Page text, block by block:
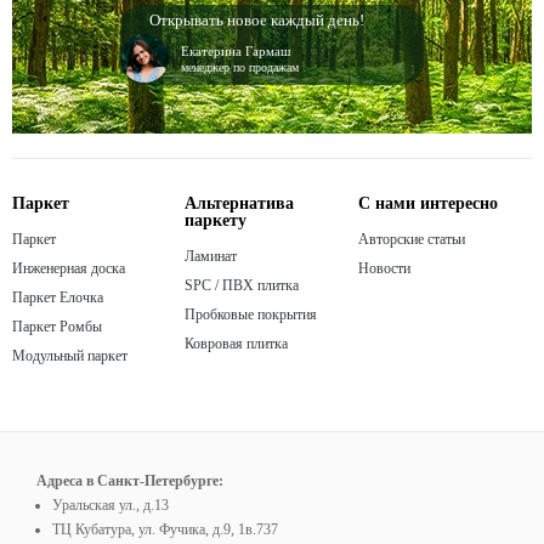
Открывать новое каждый день!
Екатерина Гармаш
менеджер по продажам
Паркет
Паркет
Инженерная доска
Паркет Елочка
Паркет Ромбы
Модульный паркет
Альтернатива
паркету
Ламинат
SPC / ПВХ плитка
Пробковые покрытия
Ковровая плитка
С нами интересно
Авторские статьи
Новости
Адреса в Санкт-Петербурге:
Уральская ул., д.13
ТЦ Кубатура, ул. Фучика, д.9, 1в.737